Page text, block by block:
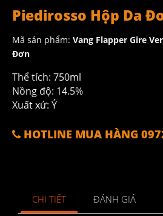
Piedirosso Hộp Da
Mã sản phẩm: Vang Flapper Gire
Đơn
Thể tích: 750ml
Nồng độ: 14.5%
Xuất xứ: Ý
HOTLINE MUA HÀNG
CHI TIẾT ĐÁNH GIÁ